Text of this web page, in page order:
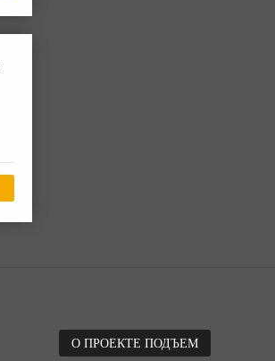
О ПРОЕКТЕ ПОДЪЕМ